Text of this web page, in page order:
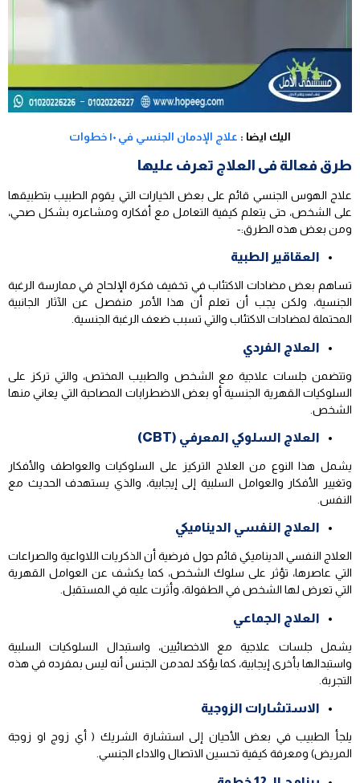
اليك ايضا : علاج الإدمان الجنسي في ١٠ خطوات
طرق فعالة فى العلاج تعرف عليها
علاج الهوس الجنسي قائم على بعض الخيارات التي يقوم الطبيب بتطبيقها
على الشخص، حتى يتعلم كيفية التعامل مع أفكاره ومشاعره بشكل صحي،
ومن بعض هذه الطرق:-
العقاقير الطبية
تساهم بعض مضادات الاكتئاب في تخفيف فكرة الإلحاح في ممارسة الرغبة
الجنسية، ولكن يجب أن تعلم أن هذا الأمر منفصل عن الآثار الجانبية
المحتملة لمضادات الاكتئاب والتي تسبب ضعف الرغبة الجنسية.
العلاج الفردي
وتتضمن جلسات علاجية مع الشخص والطبيب المختص، والتي تركز على
السلوكيات القهرية الجنسية أو بعض الاضطرابات المصاحبة التي يعاني منها
الشخص.
العلاج السلوكي المعرفي (CBT)
يشمل هذا النوع من العلاج التركيز على السلوكيات والعواطف والأفكار
وتغيير الأفكار والعوامل السلبية إلى إيجابية، والذي يستهدف الحديث مع
النفس.
العلاج النفسي الديناميكي
العلاج النفسي الديناميكي قائم حول فرضية أن الذكريات اللاواعية والصراعات
التي عاصرها، تؤثر على سلوك الشخص، كما يكشف عن العوامل القهرية
التي تعرض لها الشخص في الطفولة، وأثرت عليه في المستقبل.
العلاج الجماعي
يشمل جلسات علاجية مع الاخصائيين، واستبدال السلوكيات السلبية
واستبدالها بأخرى إيجابية، كما يؤكد لمدمن الجنس أنه ليس بمفرده في هذه
التجربة.
الاستشارات الزوجية
يلجأ الطبيب في بعض الأحيان إلى استشارة الشريك ( أي زوج او زوجة
المريض) ومعرفة كيفية تحسين الاتصال والاداء الجنسي.